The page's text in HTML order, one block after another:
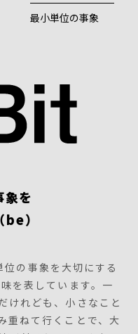
最小単位の事象
を
）
の事象を大切にする
を表しています。一
けれども、小さなこと
重ねて行くことで、大